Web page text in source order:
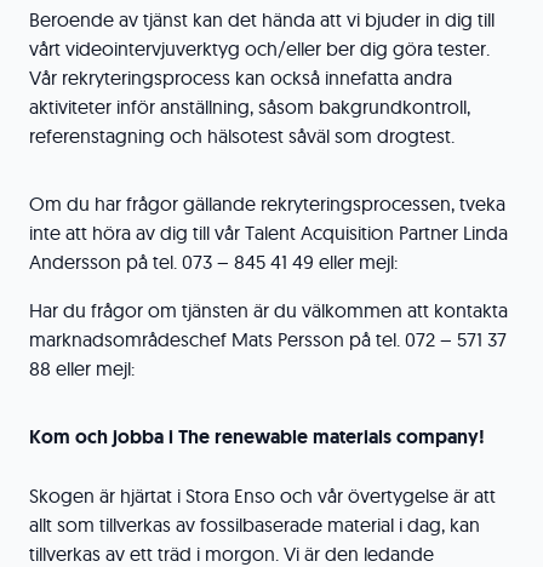
Beroende av tjänst kan det hända att vi bjuder in dig till
vårt videointervjuverktyg och/eller ber dig göra tester.
Vår rekryteringsprocess kan också innefatta andra
aktiviteter inför anställning, såsom bakgrundkontroll,
referenstagning och hälsotest såväl som drogtest.
Om du har frågor gällande rekryteringsprocessen, tveka
inte att höra av dig till vår Talent Acquisition Partner Linda
Andersson på tel. 073 – 845 41 49 eller mejl:
Har du frågor om tjänsten är du välkommen att kontakta
marknadsområdeschef Mats Persson på tel. 072 – 571 37
88 eller mejl:
Kom och jobba i The renewable materials company!
Skogen är hjärtat i Stora Enso och vår övertygelse är att
allt som tillverkas av fossilbaserade material i dag, kan
tillverkas av ett träd i morgon. Vi är den ledande